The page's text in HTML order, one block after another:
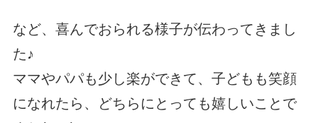
など、喜んでおられる様子が伝わってきまし
た♪
ママやパパも少し楽ができて、子どもも笑顔
になれたら、どちらにとっても嬉しいことで